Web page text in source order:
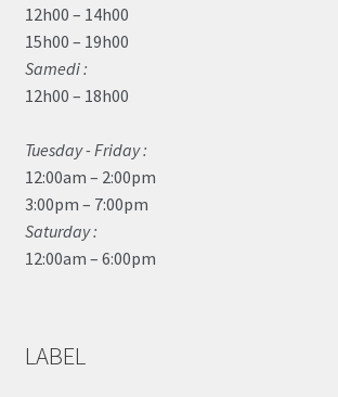
12h00 – 14h00
15h00 – 19h00
Samedi :
12h00 – 18h00
Tuesday - Friday :
12:00am – 2:00pm
3:00pm – 7:00pm
Saturday :
12:00am – 6:00pm
LABEL